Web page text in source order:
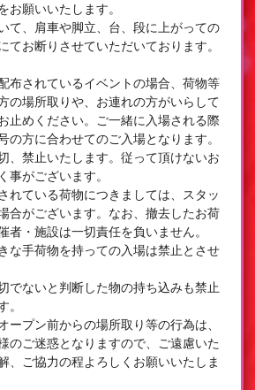
お願いいたします。
て、肩車や脚立、台、段に上がっての
てお断りさせていただいております。
布されているイベントの場合、荷物等
の場所取りや、お連れの方がいらして
止めください。ご一緒に入場される際
の方に合わせてのご入場となります。
、禁止いたします。従って頂けないお
事がございます。
れている荷物につきましては、スタッ
合がございます。なお、撤去したお荷
者・施設は一切責任を負いません。
な手荷物を持っての入場は禁止とさせ
でないと判断した物の持ち込みも禁止
。
ープン前からの場所取り等の行為は、
のご迷惑となりますので、ご遠慮いた
、ご協力の程よろしくお願いいたしま